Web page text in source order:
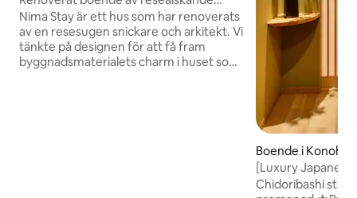
snickare och designer
Nima Stay är ett hus som har renoverats
av en resesugen snickare och arkitekt. Vi
tänkte på designen för att få fram
byggnadsmaterialets charm i huset som
Boende i
saka
[Luxury
USJ/Namba 10
Chidoribashi